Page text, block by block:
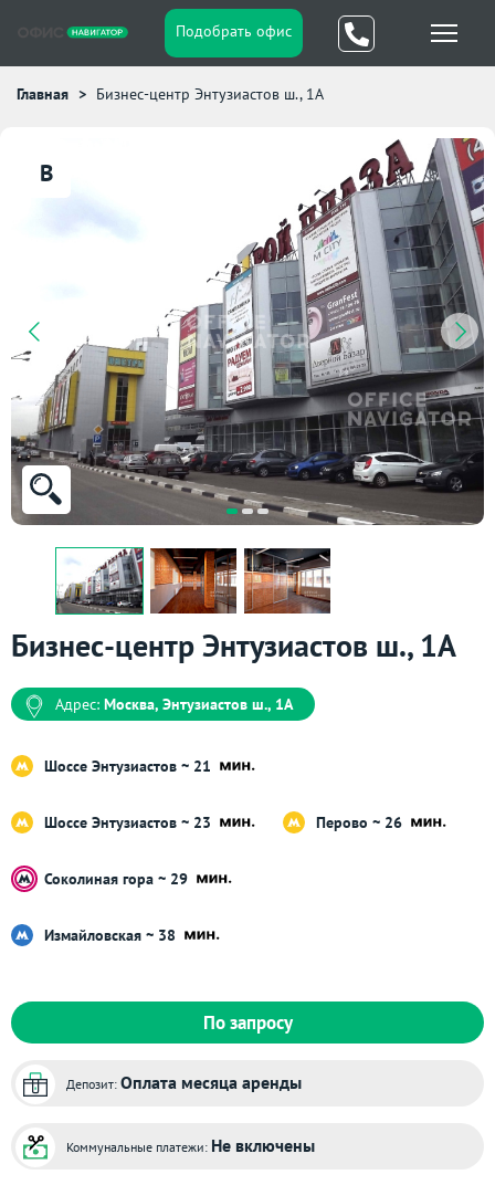
Подобрать офис
Главная Бизнес-центр Энтузиастов ш., 1А
B
Бизнес-центр Энтузиастов ш., 1А
Адрес: Москва, Энтузиастов ш., 1А
Шоссе Энтузиастов ~ 21
Шоссе Энтузиастов ~ 23 Перово ~ 26
Соколиная гора ~ 29
Измайловская ~ 38
По запросу
Депозит: Оплата месяца аренды
Коммунальные платежи: Не включены